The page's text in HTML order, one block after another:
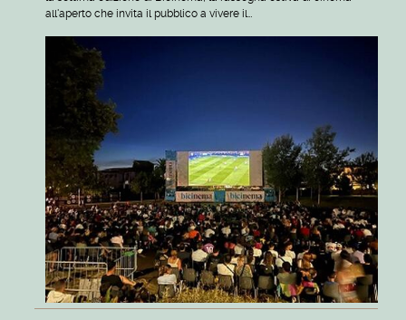
all'aperto che invita il pubblico a vivere il…